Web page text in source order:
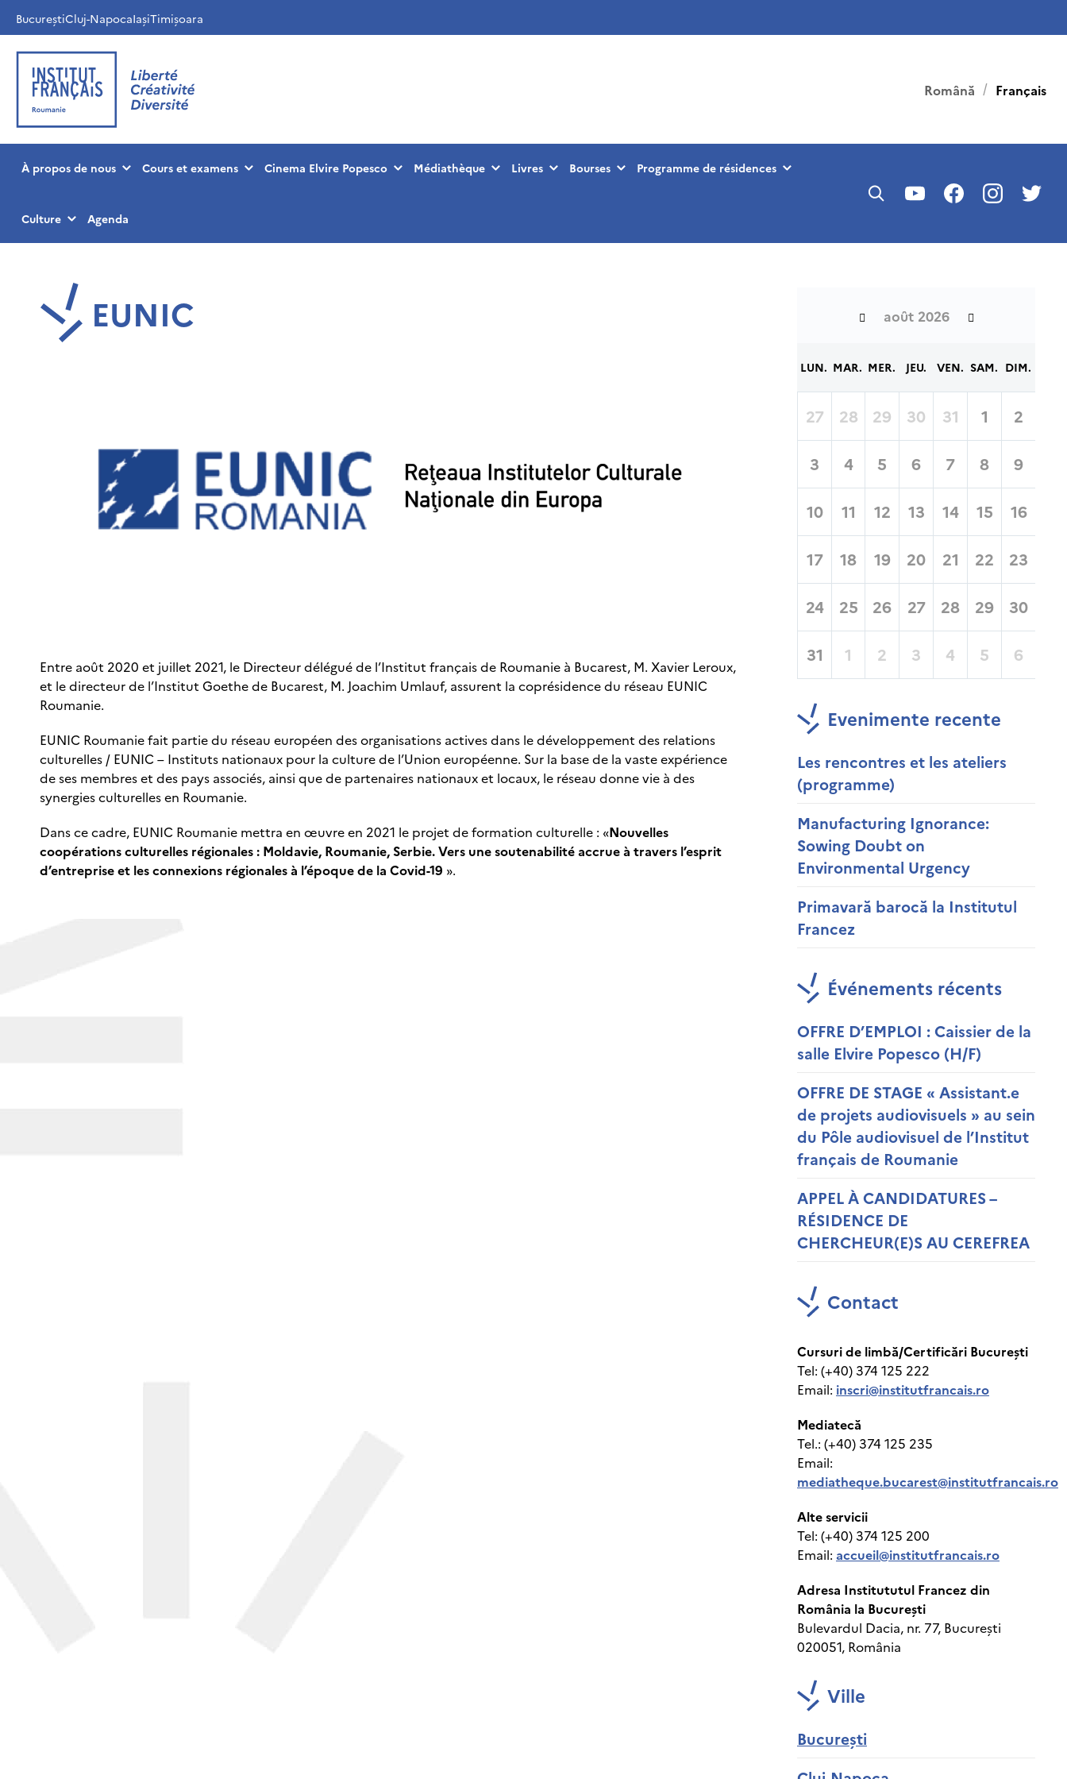
BucureștiCluj-NapocaIașiTimișoara
Română Français
À propos de nous Cours et examens Cinema Elvire Popesco Médiathèque Livres Bourses Programme de résidences
Culture Agenda
EUNIC
Entre août 2020 et juillet 2021, le Directeur délégué de l’Institut français de Roumanie à Bucarest, M. Xavier Leroux,
et le directeur de l’Institut Goethe de Bucarest, M. Joachim Umlauf, assurent la coprésidence du réseau EUNIC
Roumanie.
EUNIC Roumanie fait partie du réseau européen des organisations actives dans le développement des relations
culturelles / EUNIC – Instituts nationaux pour la culture de l’Union européenne. Sur la base de la vaste expérience
de ses membres et des pays associés, ainsi que de partenaires nationaux et locaux, le réseau donne vie à des
synergies culturelles en Roumanie.
Dans ce cadre, EUNIC Roumanie mettra en œuvre en 2021 le projet de formation culturelle : «Nouvelles
coopérations culturelles régionales : Moldavie, Roumanie, Serbie. Vers une soutenabilité accrue à travers l’esprit
d’entreprise et les connexions régionales à l’époque de la Covid-19 ».
août 2026
LUN. MAR. MER. JEU. VEN. SAM. DIM.
27 28 29 30 31 1 2
3 4 5 6 7 8 9
10 11 12 13 14 15 16
17 18 19 20 21 22 23
24 25 26 27 28 29 30
31 1 2 3 4 5 6
Evenimente recente
Les rencontres et les ateliers
(programme)
Manufacturing Ignorance:
Sowing Doubt on
Environmental Urgency
Primavară barocă la Institutul
Francez
Événements récents
OFFRE D’EMPLOI : Caissier de la
salle Elvire Popesco (H/F)
OFFRE DE STAGE « Assistant.e
de projets audiovisuels » au sein
du Pôle audiovisuel de l’Institut
français de Roumanie
APPEL À CANDIDATURES –
RÉSIDENCE DE
CHERCHEUR(E)S AU CEREFREA
Contact
Cursuri de limbă/Certificări București
Tel: (+40) 374 125 222
Email: inscri@institutfrancais.ro
Mediatecă
Tel.: (+40) 374 125 235
Email:
mediatheque.bucarest@institutfrancais.ro
Alte servicii
Tel: (+40) 374 125 200
Email: accueil@institutfrancais.ro
Adresa Institututul Francez din
România la București
Bulevardul Dacia, nr. 77, București
020051, România
Ville
București